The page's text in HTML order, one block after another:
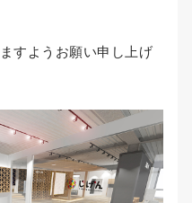
すようお願い申し上げ